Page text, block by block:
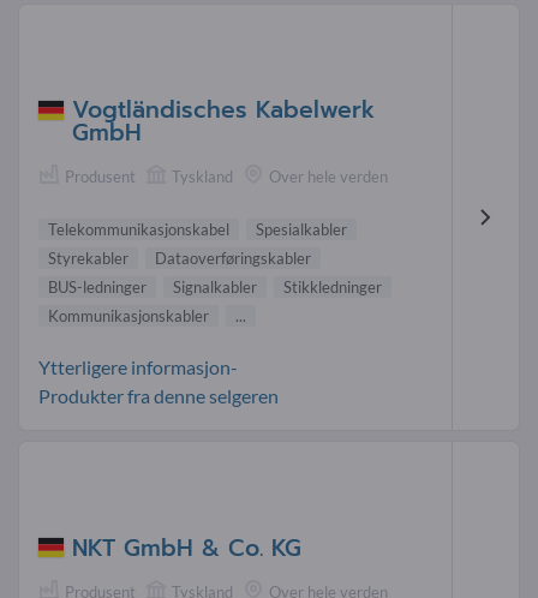
Vogtländisches Kabelwerk
GmbH
Produsent Tyskland Over hele verden
Telekommunikasjonskabel
Spesialkabler
Styrekabler
Dataoverføringskabler
BUS-ledninger
Signalkabler
Stikkledninger
Kommunikasjonskabler
...
Ytterligere informasjon-
Produkter fra denne selgeren
NKT GmbH & Co. KG
Produsent Tyskland Over hele verden